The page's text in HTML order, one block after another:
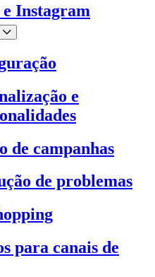
Instagram
e
de campanhas
de problemas
para canais de